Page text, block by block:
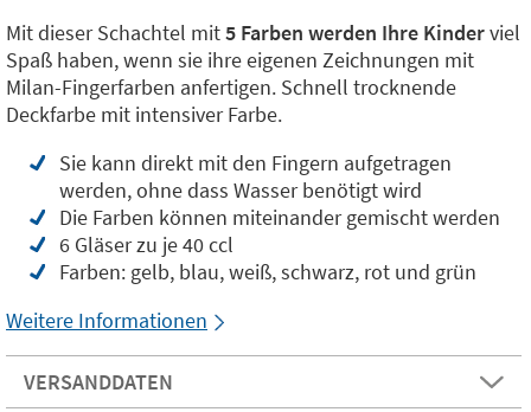
Mit dieser Schachtel mit5 Farben werden Ihre Kinderviel
Spaß haben, wenn sie ihre eigenen Zeichnungen mit
Milan-Fingerfarben anfertigen. Schnell trocknende
Deckfarbe mit intensiver Farbe.
Sie kann direkt mit den Fingern aufgetragen
werden, ohne dass Wasser benötigt wird
Die Farben können miteinander gemischt werden
6 Gläser zu je 40 ccl
Farben: gelb, blau, weiß, schwarz, rot und grün
Weitere Informationen
VERSANDDATEN